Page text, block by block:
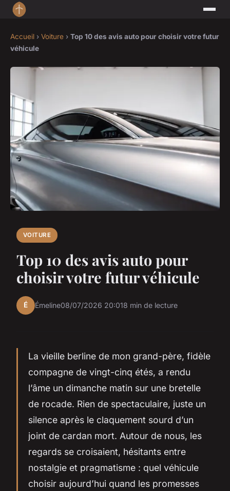
Accueil › Voiture › Top 10 des avis auto pour choisir votre futur
véhicule
VOITURE
Top 10 des avis auto pour
choisir votre futur véhicule
É Émeline08/07/2026 20:018 min de lecture
La vieille berline de mon grand-père, fidèle
compagne de vingt-cinq étés, a rendu
l’âme un dimanche matin sur une bretelle
de rocade. Rien de spectaculaire, juste un
silence après le claquement sourd d’un
joint de cardan mort. Autour de nous, les
regards se croisaient, hésitants entre
nostalgie et pragmatisme : quel véhicule
choisir aujourd’hui quand les promesses